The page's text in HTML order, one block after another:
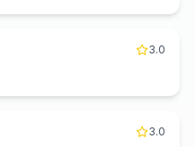
3.0
3.0